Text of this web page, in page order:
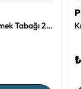
Kırmızı Porselen Yemek Tabağı 26,5 Cm Flower Festival Collection by Pip Studio